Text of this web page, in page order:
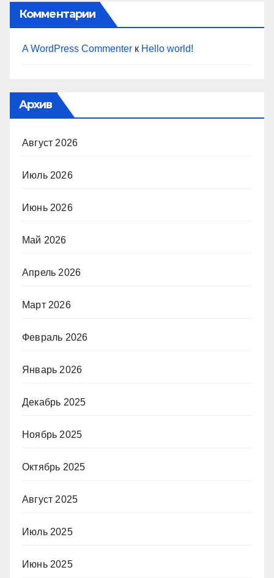
Комментарии
A WordPress Commenter к Hello world!
Архив
Август 2026
Июль 2026
Июнь 2026
Май 2026
Апрель 2026
Март 2026
Февраль 2026
Январь 2026
Декабрь 2025
Ноябрь 2025
Октябрь 2025
Август 2025
Июль 2025
Июнь 2025